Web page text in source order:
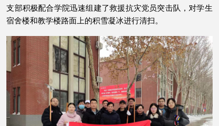
支部积极配合学院迅速组建了救援抗灾党员突击队，对学生
宿舍楼和教学楼路面上的积雪凝冰进行清扫。